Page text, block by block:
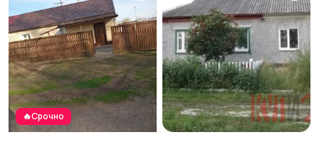
🔥Срочно